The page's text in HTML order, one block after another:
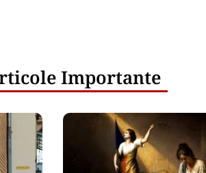
Importante